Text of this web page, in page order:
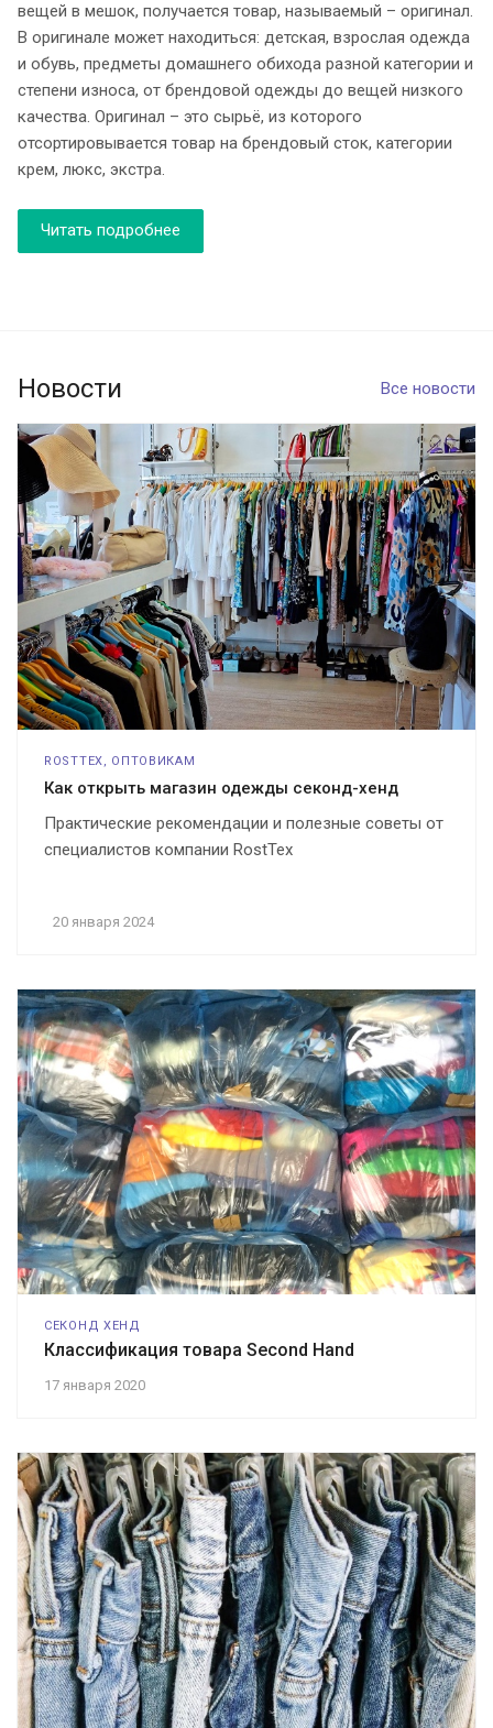
вещей в мешок, получается товар, называемый – оригинал.
В оригинале может находиться: детская, взрослая одежда
и обувь, предметы домашнего обихода разной категории и
степени износа, от брендовой одежды до вещей низкого
качества. Оригинал – это сырьё, из которого
отсортировывается товар на брендовый сток, категории
крем, люкс, экстра.
Читать подробнее
Все новости
Новости
20 января 2024
ROSTTEX, ОПТОВИКАМ
Как открыть магазин одежды секонд-хенд
Практические рекомендации и полезные советы от
специалистов компании RostTex
17 января 2020
СЕКОНД ХЕНД
Классификация товара Second Hand